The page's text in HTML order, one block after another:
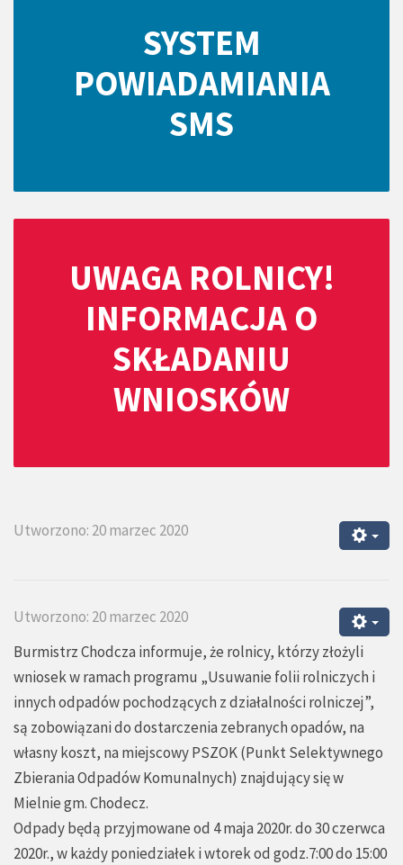
SYSTEM
POWIADAMIANIA
SMS
UWAGA ROLNICY!
INFORMACJA O
SKŁADANIU
WNIOSKÓW
Utworzono: 20 marzec 2020
Utworzono: 20 marzec 2020
Burmistrz Chodcza informuje, że rolnicy, którzy złożyli
wniosek w ramach programu „Usuwanie folii rolniczych i
innych odpadów pochodzących z działalności rolniczej”,
są zobowiązani do dostarczenia zebranych opadów, na
własny koszt, na miejscowy PSZOK (Punkt Selektywnego
Zbierania Odpadów Komunalnych) znajdujący się w
Mielnie gm. Chodecz.
Odpady będą przyjmowane od 4 maja 2020r. do 30 czerwca
2020r., w każdy poniedziałek i wtorek od godz.7:00 do 15:00